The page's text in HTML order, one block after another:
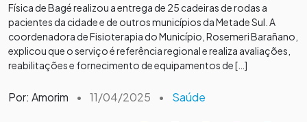
Física de Bagé realizou a entrega de 25 cadeiras de rodas a
pacientes da cidade e de outros municípios da Metade Sul. A
coordenadora de Fisioterapia do Município, Rosemeri Barañano,
explicou que o serviço é referência regional e realiza avaliações,
reabilitações e fornecimento de equipamentos de […]
Por: Amorim • 11/04/2025 • Saúde